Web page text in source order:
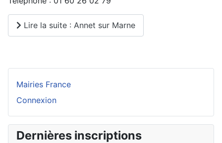
Lire la suite : Annet sur Marne
Mairies France
Connexion
Dernières inscriptions